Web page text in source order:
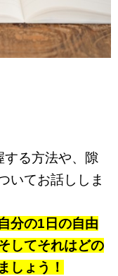
する方法や、隙
いてお話ししま
分の1日の自由
してそれはどの
しょう！